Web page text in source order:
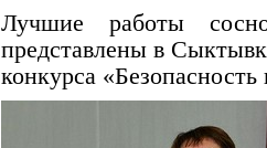
Лучшие работы
представлены в
конкурса «Безопасность